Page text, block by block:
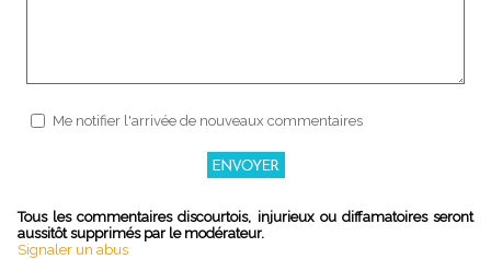
Me notifier l'arrivée de nouveaux commentaires
Tous les commentaires discourtois, injurieux ou diffamatoires seront
aussitôt supprimés par le modérateur.
Signaler un abus